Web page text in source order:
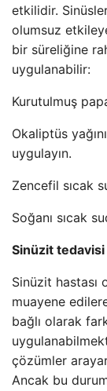
etkilidir.
olumsuz
bir süreliğine
uygulanabilir:
Kurutulmuş
Okaliptüs
uygulayın.
Zencefil sıcak
Soğanı sıcak
Sinüzit
Sinüzit hastası
muayene
bağlı olarak
çözümler
Ancak bu